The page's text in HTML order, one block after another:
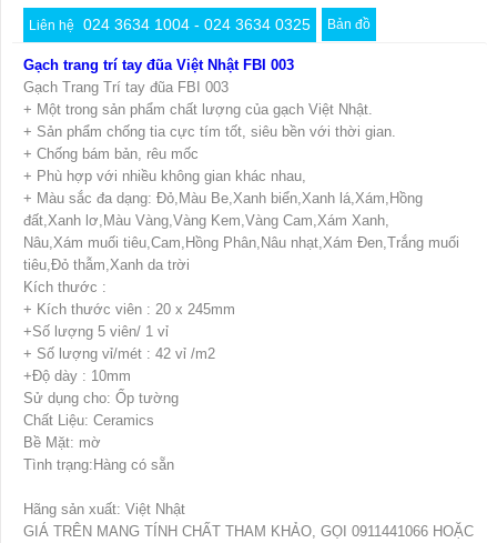
Liên hệ 024 3634 1004 - 024 3634 0325 Bản đồ
Gạch trang trí tay đũa Việt Nhật FBI 003
Gạch Trang Trí tay đũa FBI 003
+ Một trong sản phẩm chất lượng của gạch Việt Nhật.
+ Sản phẩm chống tia cực tím tốt, siêu bền với thời gian.
+ Chống bám bản, rêu mốc
+ Phù hợp với nhiều không gian khác nhau,
+ Màu sắc đa dạng: Đỏ,Màu Be,Xanh biển,Xanh lá,Xám,Hồng
đất,Xanh lơ,Màu Vàng,Vàng Kem,Vàng Cam,Xám Xanh,
Nâu,Xám muối tiêu,Cam,Hồng Phân,Nâu nhạt,Xám Đen,Trắng muối
tiêu,Đỏ thẫm,Xanh da trời
Kích thước :
+ Kích thước viên : 20 x 245mm
+Số lượng 5 viên/ 1 vỉ
+ Số lượng vỉ/mét : 42 vỉ /m2
+Độ dày : 10mm
Sử dụng cho: Ốp tường
Chất Liệu: Ceramics
Bề Mặt: mờ
Tình trạng:Hàng có sẵn
Hãng sản xuất: Việt Nhật
GIÁ TRÊN MANG TÍNH CHẤT THAM KHẢO, GỌI 0911441066 HOẶC